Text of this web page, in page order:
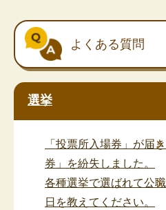
よくある質問
選挙
「投票所入場券」が届
券」を紛失しました。
各種選挙で選ばれて公
日を教えてください。